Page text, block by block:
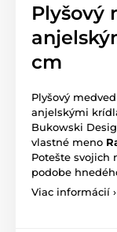
Plyšový
cm
Plyšový
anjelskými
Bukowski
vlastné meno
Potešte svojich
podobe
Viac informácií ›